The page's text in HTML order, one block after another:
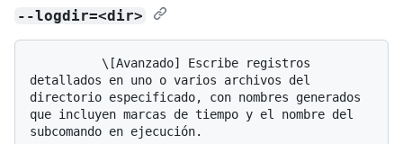
--logdir=<dir>
detallados en uno o varios archivos del
directorio especificado, con nombres generados
que incluyen marcas de tiempo y el nombre del